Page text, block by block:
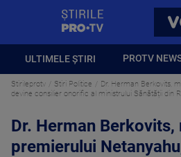
ULTIMELE ȘTIRI PROTV
Stirileprotv Stiri Politice
Dr. Herman Berkovits,
devine consilier onorific al ministrului Sănătății din
Dr. Herman Berkovits,
premierului